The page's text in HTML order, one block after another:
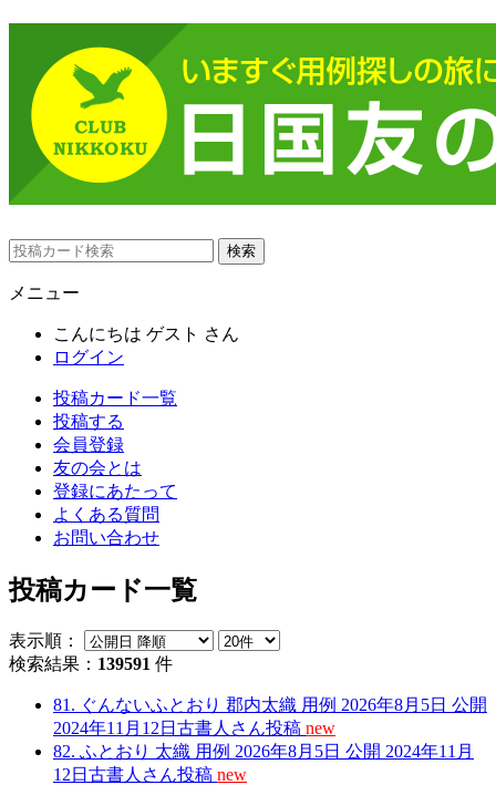
メニュー
こんにちは ゲスト さん
ログイン
投稿カード一覧
投稿する
会員登録
友の会とは
登録にあたって
よくある質問
お問い合わせ
投稿カード一覧
表示順：
検索結果： 139591 件
81. ぐんないふとおり 郡内太織 用例 2026年8月5日 公開
2024年11月12日 古書人さん投稿 new
82. ふとおり 太織 用例 2026年8月5日 公開 2024年11月
12日 古書人さん投稿 new